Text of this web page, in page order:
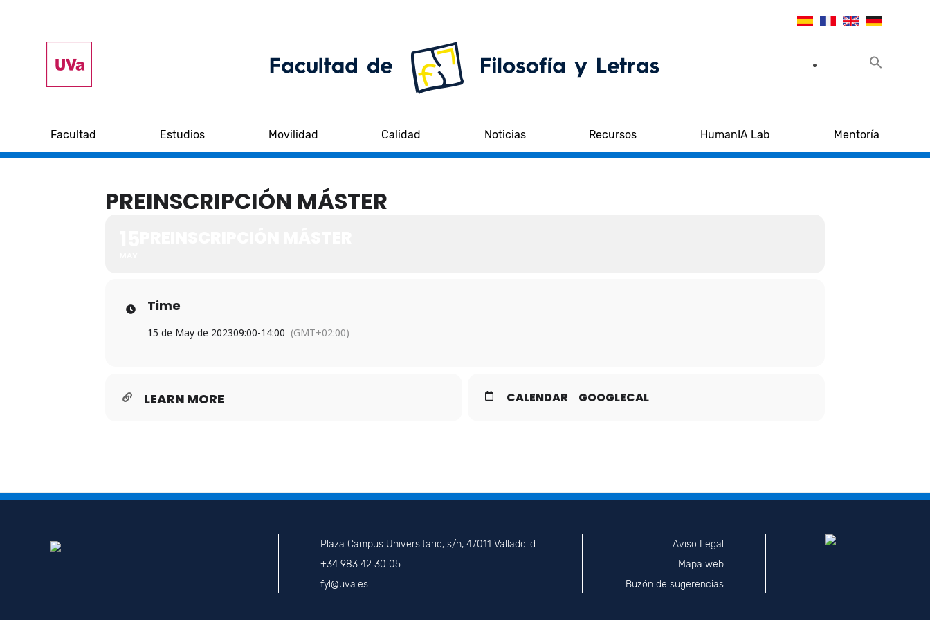
Facultad Estudios Movilidad Calidad Noticias Recursos HumanIA Lab Mentoría
PREINSCRIPCIÓN MÁSTER
Time
15 de May de 202309:00-14:00 (GMT+02:00)
LEARN MORE CALENDAR GOOGLECAL
Plaza Campus Universitario, s/n, 47011 Valladolid
+34 983 42 30 05
fyl@uva.es
Aviso Legal
Mapa web
Buzón de sugerencias